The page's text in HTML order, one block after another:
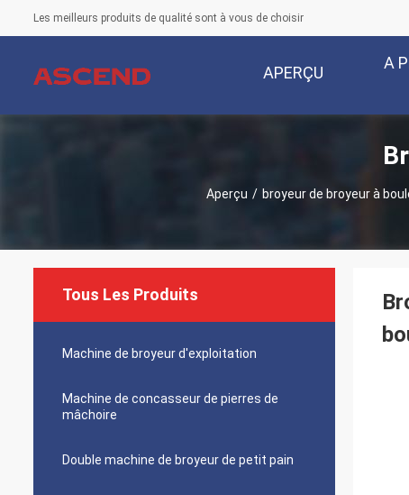
Les meilleurs produits de qualité sont à vous de choisir
APERÇU
A
Aperçu / broyeur de broyeur à
Tous Les Produits
Machine de broyeur d'exploitation
Machine de concasseur de pierres de
mâchoire
Double machine de broyeur de petit pain